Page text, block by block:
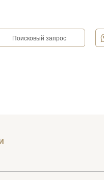
Поисковый запрос